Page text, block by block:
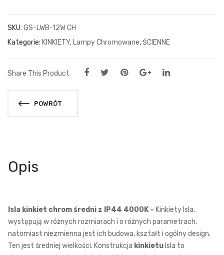
SKU: GS-LWB-12W CH
Kategorie: KINKIETY,Lampy Chromowane,ŚCIENNE
Share This Product
POWRÓT
Opis
Isla kinkiet chrom średni z IP44 4000K – Kinkiety Isla,
występują w różnych rozmiarach i o różnych parametrach,
natomiast niezmienna jest ich budowa, kształt i ogólny design.
Ten jest średniej wielkości. Konstrukcja kinkietuIsla to